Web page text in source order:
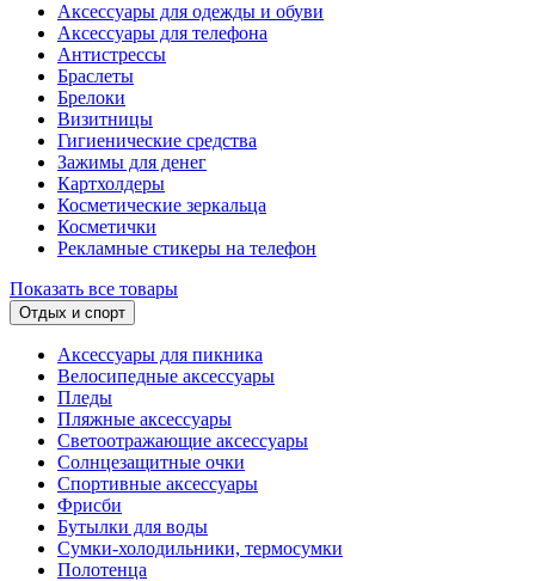
Аксессуары для одежды и обуви
Аксессуары для телефона
Антистрессы
Браслеты
Брелоки
Визитницы
Гигиенические средства
Зажимы для денег
Картхолдеры
Косметические зеркальца
Косметички
Рекламные стикеры на телефон
Показать все товары
Отдых и спорт
Аксессуары для пикника
Велосипедные аксессуары
Пледы
Пляжные аксессуары
Светоотражающие аксессуары
Солнцезащитные очки
Спортивные аксессуары
Фрисби
Бутылки для воды
Сумки-холодильники, термосумки
Полотенца